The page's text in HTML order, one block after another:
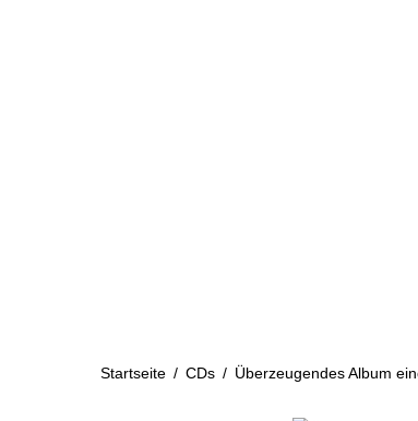
Startseite / CDs / Überzeugendes Album